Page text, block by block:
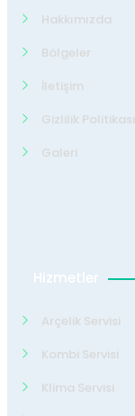
Hakkımızda
Bölgeler
İletişim
Gizlilik Politikası
Galeri
Hizmetler
Arçelik Servisi
Kombi Servisi
Klima Servisi